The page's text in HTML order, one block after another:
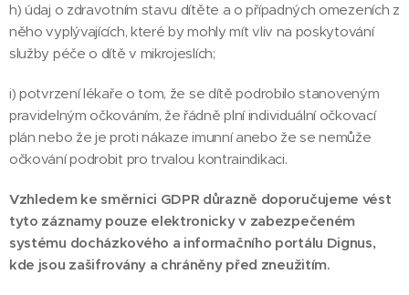
h) údaj o zdravotním stavu dítěte a o případných omezeních z
něho vyplývajících, které by mohly mít vliv na poskytování
služby péče o dítě v mikrojeslích;
i) potvrzení lékaře o tom, že se dítě podrobilo stanoveným
pravidelným očkováním, že řádně plní individuální očkovací
plán nebo že je proti nákaze imunní anebo že se nemůže
očkování podrobit pro trvalou kontraindikaci.
Vzhledem ke směrnici GDPR důrazně doporučujeme vést
tyto záznamy pouze elektronicky v zabezpečeném
systému docházkového a informačního portálu Dignus,
kde jsou zašifrovány a chráněny před zneužitím.